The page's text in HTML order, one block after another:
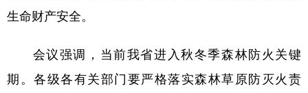
English
生命财产安全。
会议强调，当前我省进入秋冬季森林防火关键
期。各级各有关部门要严格落实森林草原防灭火责